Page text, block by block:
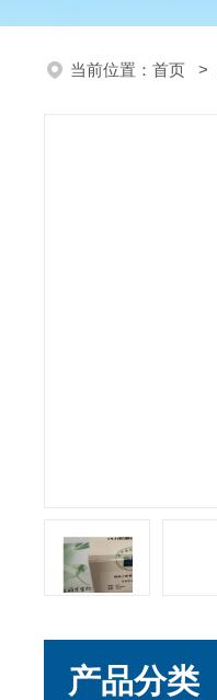
当前位置： 首页 >
产品分类